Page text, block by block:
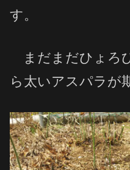
す。
まだまだひょろ
ら太いアスパラが